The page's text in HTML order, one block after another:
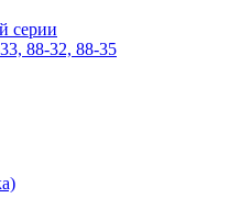
серии
88-32, 88-35